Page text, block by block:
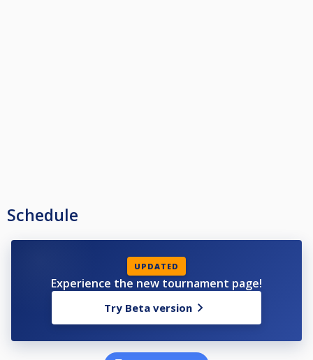
Schedule
UPDATED
Experience the new tournament page!
Try Beta version